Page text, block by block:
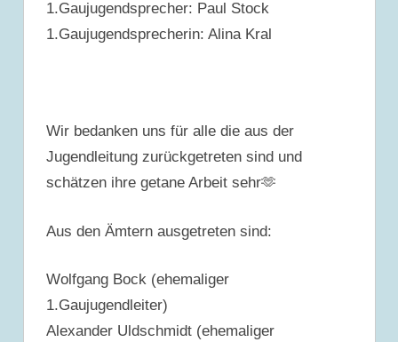
1.Gaujugendsprecher: Paul Stock
1.Gaujugendsprecherin: Alina Kral
Wir bedanken uns für alle die aus der
Jugendleitung zurückgetreten sind und
schätzen ihre getane Arbeit sehr🫶
Aus den Ämtern ausgetreten sind:
Wolfgang Bock (ehemaliger
1.Gaujugendleiter)
Alexander Uldschmidt (ehemaliger